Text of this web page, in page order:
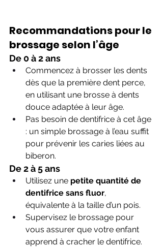
Recommandations pour le
brossage selon l’âge
De 0 à 2 ans
Commencez à brosser les dents
dès que la première dent perce,
en utilisant une brosse à dents
douce adaptée à leur âge.
Pas besoin de dentifrice à cet âge
: un simple brossage à l’eau suffit
pour prévenir les caries liées au
biberon.
De 2 à 5 ans
Utilisez une petite quantité de
dentifrice sans fluor,
équivalente à la taille d’un pois.
Supervisez le brossage pour
vous assurer que votre enfant
apprend à cracher le dentifrice.